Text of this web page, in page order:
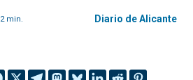
2min. Diario de Alicante